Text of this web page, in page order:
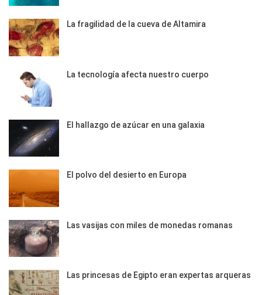
La fragilidad de la cueva de Altamira
La tecnología afecta nuestro cuerpo
El hallazgo de azúcar en una galaxia
El polvo del desierto en Europa
Las vasijas con miles de monedas romanas
Las princesas de Egipto eran expertas arqueras